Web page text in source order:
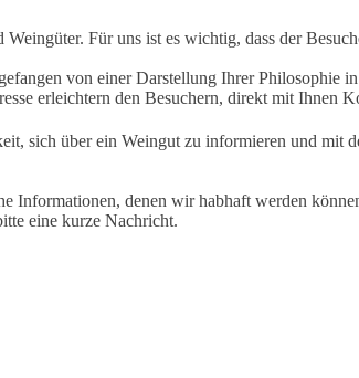
Für uns ist es wichtig, dass der
von einer Darstellung Ihrer Philosophie
erleichtern den Besuchern, direkt mit Ihnen
sich über ein Weingut zu informieren und mit
denen wir habhaft werden
eine kurze Nachricht.